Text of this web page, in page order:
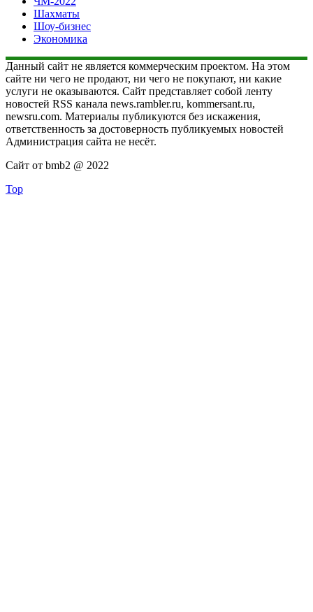
Шахматы
Шоу-бизнес
Экономика
Данный сайт не является коммерческим проектом. На этом
сайте ни чего не продают, ни чего не покупают, ни какие
услуги не оказываются. Сайт представляет собой ленту
новостей RSS канала news.rambler.ru, kommersant.ru,
newsru.com. Материалы публикуются без искажения,
ответственность за достоверность публикуемых новостей
Администрация сайта не несёт.
Сайт от bmb2 @ 2022
Top